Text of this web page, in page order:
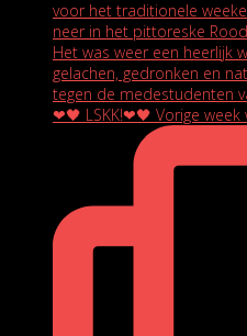
❤🖤 LSKK!❤🖤 Vorige